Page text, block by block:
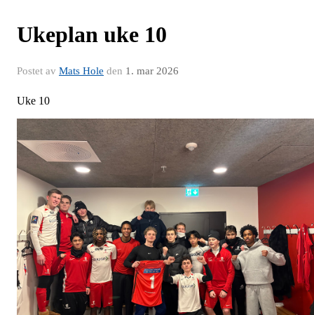
Ukeplan uke 10
Postet av Mats Hole den 1. mar 2026
Uke 10